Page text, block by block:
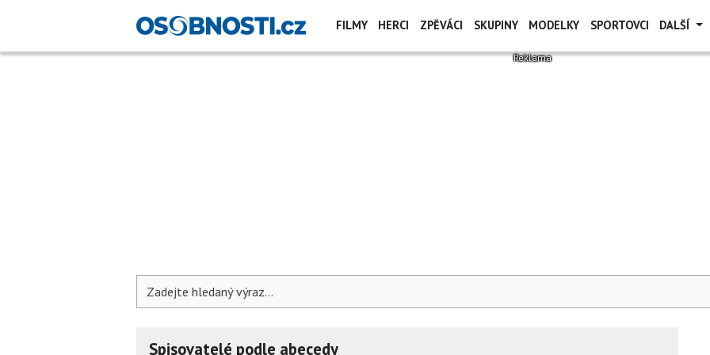
FILMY HERCI ZPĚVÁCI SKUPINY MODELKY SPORTOVCI DALŠÍ
Spisovatelé podle abecedy